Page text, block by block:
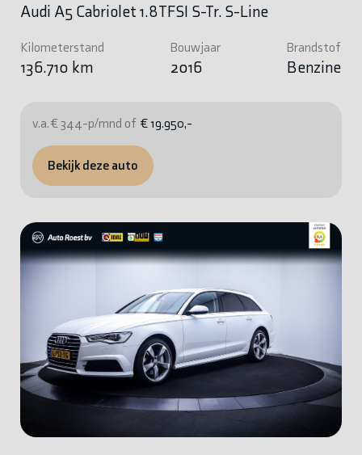
Audi A5 Cabriolet 1.8TFSI S-Tr. S-Line
Kilometerstand
136.710 km
Bouwjaar
2016
Brandstof
Benzine
v.a. € 344-p/mnd of € 19.950,-
Bekijk deze auto